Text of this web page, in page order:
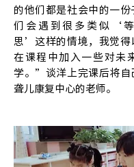
的他们都是社会中的一份
们会遇到很多类似‘
思’这样的情境，我觉得
在课程中加入一些对未
学。”谈洋上完课后将自
聋儿康复中心的老师。